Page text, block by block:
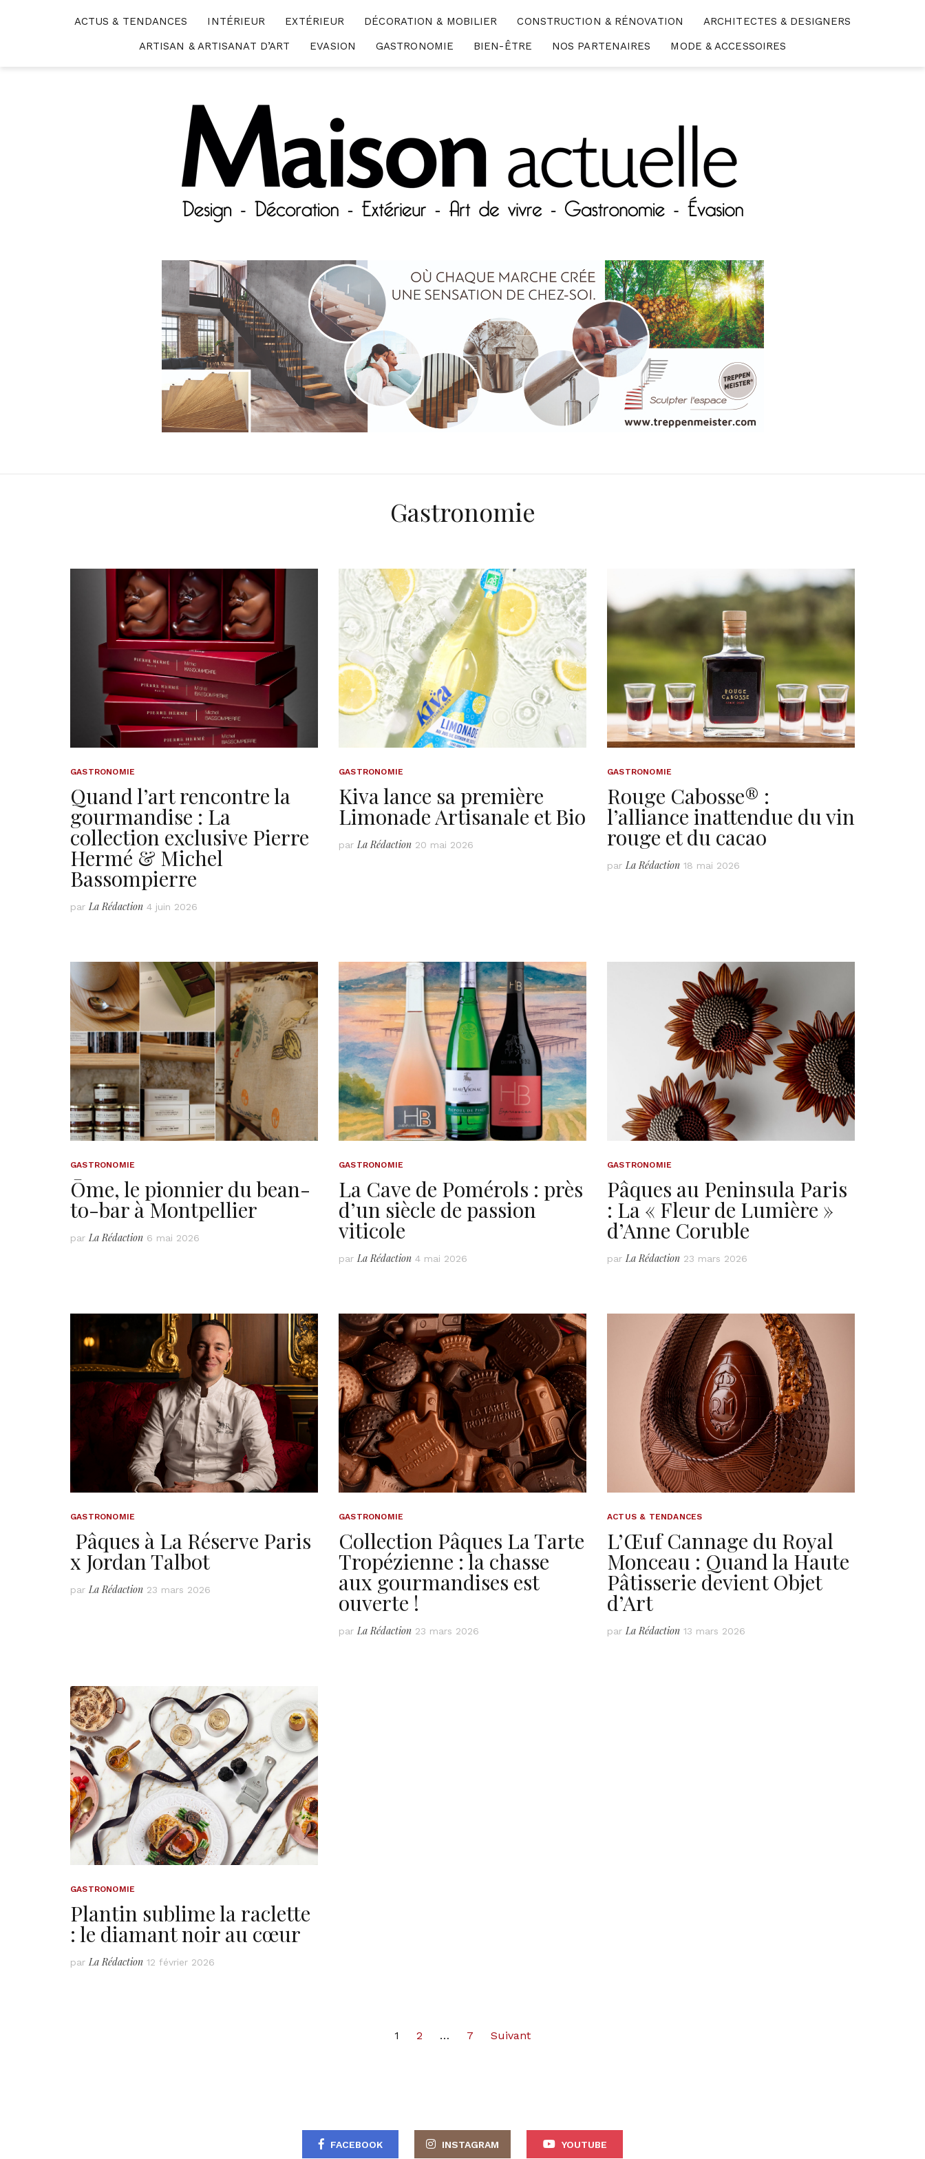
ACTUS & TENDANCES INTÉRIEUR EXTÉRIEUR DÉCORATION & MOBILIER CONSTRUCTION & RÉNOVATION
ARCHITECTES & DESIGNERS
ARTISAN & ARTISANAT D’ART
EVASION GASTRONOMIE BIEN-ÊTRE NOS PARTENAIRES MODE & ACCESSOIRES
Gastronomie
GASTRONOMIE
Quand l’art rencontre la
gourmandise : La
collection exclusive Pierre
Hermé & Michel
Bassompierre
par La Rédaction 4 juin 2026
GASTRONOMIE
Kiva lance sa première
Limonade Artisanale et Bio
par La Rédaction 20 mai 2026
GASTRONOMIE
Rouge Cabosse® :
l’alliance inattendue du vin
rouge et du cacao
par La Rédaction 18 mai 2026
GASTRONOMIE
Ōme, le pionnier du bean-
to-bar à Montpellier
par La Rédaction 6 mai 2026
GASTRONOMIE
La Cave de Pomérols : près
d’un siècle de passion
viticole
par La Rédaction 4 mai 2026
GASTRONOMIE
Pâques au Peninsula Paris
: La « Fleur de Lumière »
d’Anne Coruble
par La Rédaction 23 mars 2026
GASTRONOMIE
Pâques à La Réserve Paris
x Jordan Talbot
par La Rédaction 23 mars 2026
GASTRONOMIE
Collection Pâques La Tarte
Tropézienne : la chasse
aux gourmandises est
ouverte !
par La Rédaction 23 mars 2026
ACTUS & TENDANCES
L’Œuf Cannage du Royal
Monceau : Quand la Haute
Pâtisserie devient Objet
d’Art
par La Rédaction 13 mars 2026
GASTRONOMIE
Plantin sublime la raclette
: le diamant noir au cœur
par La Rédaction 12 février 2026
1 2 … 7 Suivant
FACEBOOK INSTAGRAM YOUTUBE